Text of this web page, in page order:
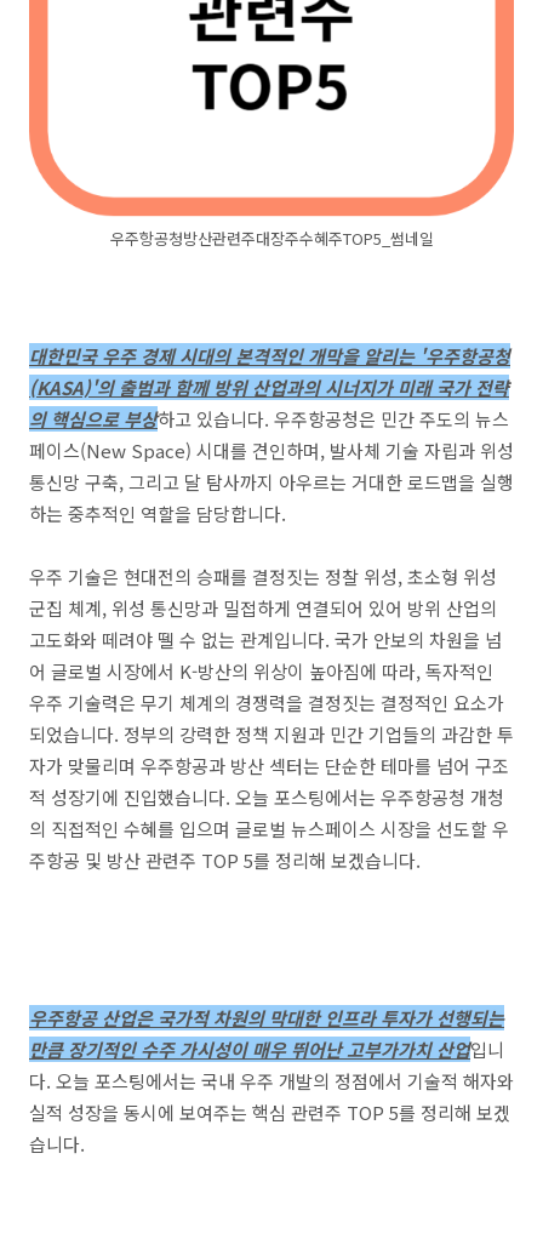
우주항공청방산관련주대장주수혜주TOP5_썸네일
대한민국 우주 경제 시대의 본격적인 개막을 알리는 '우주항공청
(KASA)'의 출범과 함께 방위 산업과의 시너지가 미래 국가 전략
의 핵심으로 부상하고 있습니다. 우주항공청은 민간 주도의 뉴스
페이스(New Space) 시대를 견인하며, 발사체 기술 자립과 위성
통신망 구축, 그리고 달 탐사까지 아우르는 거대한 로드맵을 실행
하는 중추적인 역할을 담당합니다.
우주 기술은 현대전의 승패를 결정짓는 정찰 위성, 초소형 위성
군집 체계, 위성 통신망과 밀접하게 연결되어 있어 방위 산업의
고도화와 떼려야 뗄 수 없는 관계입니다. 국가 안보의 차원을 넘
어 글로벌 시장에서 K-방산의 위상이 높아짐에 따라, 독자적인
우주 기술력은 무기 체계의 경쟁력을 결정짓는 결정적인 요소가
되었습니다. 정부의 강력한 정책 지원과 민간 기업들의 과감한 투
자가 맞물리며 우주항공과 방산 섹터는 단순한 테마를 넘어 구조
적 성장기에 진입했습니다. 오늘 포스팅에서는 우주항공청 개청
의 직접적인 수혜를 입으며 글로벌 뉴스페이스 시장을 선도할 우
주항공 및 방산 관련주 TOP 5를 정리해 보겠습니다.
우주항공 산업은 국가적 차원의 막대한 인프라 투자가 선행되는
만큼 장기적인 수주 가시성이 매우 뛰어난 고부가가치 산업입니
다. 오늘 포스팅에서는 국내 우주 개발의 정점에서 기술적 해자와
실적 성장을 동시에 보여주는 핵심 관련주 TOP 5를 정리해 보겠
습니다.